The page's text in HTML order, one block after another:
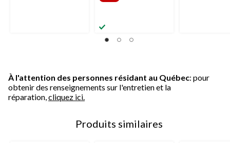
À l'attention des personnes résidant au Québec: pour
obtenir des renseignements sur l'entretien et la
réparation, cliquez ici.
Produits similaires